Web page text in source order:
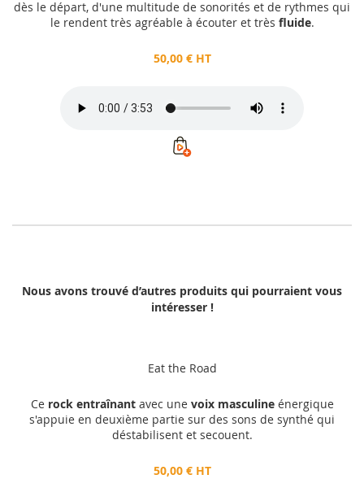
dès le départ, d'une multitude de sonorités et de rythmes qui
le rendent très agréable à écouter et très fluide.
50,00 € HT
Nous avons trouvé d’autres produits qui pourraient vous
intéresser !
Eat the Road
Ce rock entraînantavec une voix masculineénergique
s'appuie en deuxième partie sur des sons de synthé qui
déstabilisent et secouent.
50,00 € HT